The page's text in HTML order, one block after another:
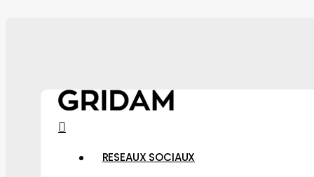
RESEAUX SOCIAUX